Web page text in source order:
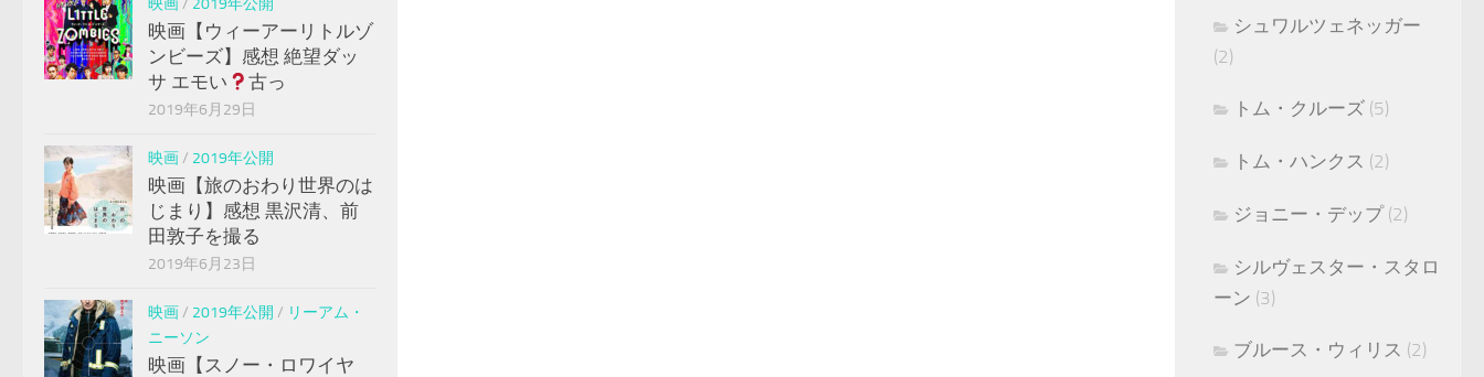
映画/ 2019年公開
映画【ウィーアーリトルゾ
ンビーズ】感想 絶望ダッ
サ エモい
古っ
2019年6月29日
映画/ 2019年公開
映画【旅のおわり世界のは
じまり】感想 黒沢清、前
田敦子を撮る
2019年6月23日
映画/ 2019年公開 / リーアム・
ニーソン
映画【スノー・ロワイヤ
シュワルツェネッガー
(2)
トム・クルーズ (5)
トム・ハンクス (2)
ジョニー・デップ(2)
シルヴェスター・スタロ
ーン (3)
ブルース・ウィリス (2)